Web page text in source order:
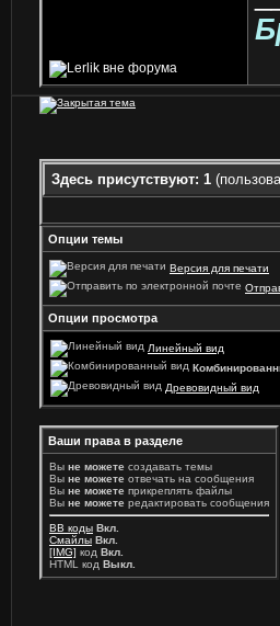
Здесь присутствуют: 1
Опции темы
Версия для печати
Опции просмотра
Линейный вид
Древовидный вид
Ваши права в разделе
Вы не можете создавать темы
Вы не можете отвечать на сообщения
Вы не можете прикреплять файлы
Вы не можете редактировать сообщения
BB коды Вкл.
Смайлы Вкл.
[IMG] код Вкл.
HTML код Выкл.